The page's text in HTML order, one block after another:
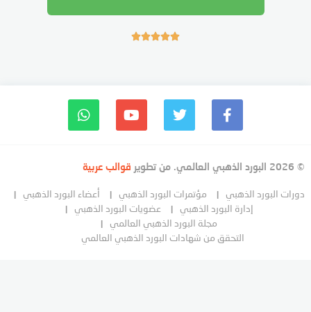





© 2026 البورد الذهبي العالمي. من تطوير قوالب عربية
دورات البورد الذهبي مؤتمرات البورد الذهبي
أعضاء البورد الذهبي
إدارة البورد الذهبي
عضويات البورد الذهبي
مجلة البورد الذهبي العالمي
التحقق من شهادات البورد الذهبي العالمي